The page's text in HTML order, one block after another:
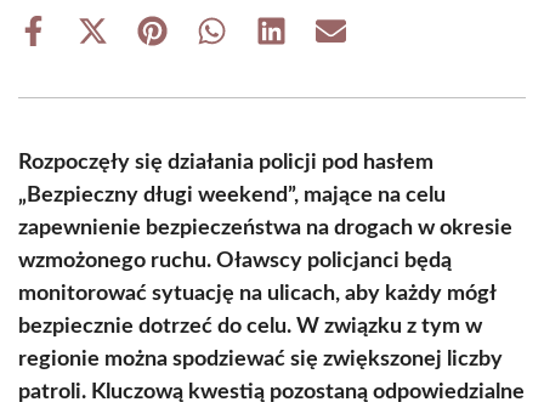
Share
Share
(Twitter)
Share Share Share Share
Rozpoczęły się działania policji pod hasłem
„Bezpieczny długi weekend”, mające na celu
zapewnienie bezpieczeństwa na drogach w okresie
wzmożonego ruchu. Oławscy policjanci będą
monitorować sytuację na ulicach, aby każdy mógł
bezpiecznie dotrzeć do celu. W związku z tym w
regionie można spodziewać się zwiększonej liczby
patroli. Kluczową kwestią pozostaną odpowiedzialne